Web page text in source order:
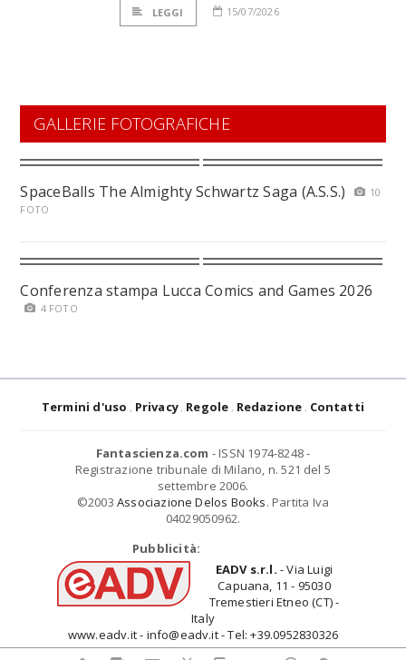
LEGGI 15/07/2026
GALLERIE FOTOGRAFICHE
SpaceBalls The Almighty Schwartz Saga (A.S.S.)
10
FOTO
Conferenza stampa Lucca Comics and Games 2026
4 FOTO
Termini d'uso Privacy Regole Redazione Contatti
Fantascienza.com - ISSN 1974-8248 -
Registrazione tribunale di Milano, n. 521 del 5
settembre 2006.
©2003 Associazione Delos Books. Partita Iva
04029050962.
Pubblicità:
EADV s.r.l. - Via Luigi
Capuana, 11 - 95030
Tremestieri Etneo (CT) -
Italy
www.eadv.it - info@eadv.it - Tel: +39.0952830326